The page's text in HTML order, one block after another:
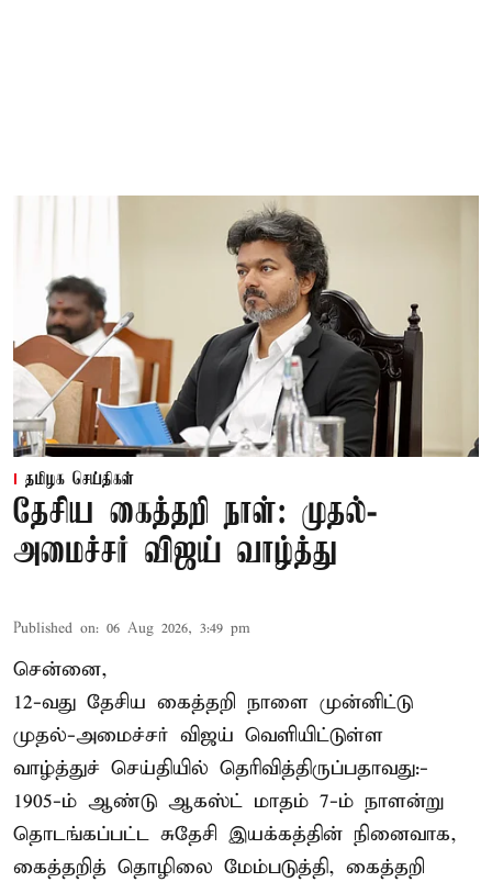
தமிழக செய்திகள்
தேசிய கைத்தறி நாள்: முதல்-
அமைச்சர் விஜய் வாழ்த்து
Published on: 06 Aug 2026, 3:49 pm
சென்னை,
12-வது தேசிய கைத்தறி நாளை முன்னிட்டு
முதல்-அமைச்சர் விஜய் வெளியிட்டுள்ள
வாழ்த்துச் செய்தியில் தெரிவித்திருப்பதாவது:-
1905-ம் ஆண்டு ஆகஸ்ட் மாதம் 7-ம் நாளன்று
தொடங்கப்பட்ட சுதேசி இயக்கத்தின் நினைவாக,
கைத்தறித் தொழிலை மேம்படுத்தி, கைத்தறி